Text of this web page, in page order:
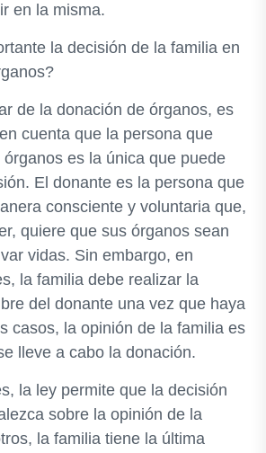
en la misma.
la decisión de la familia en
de la donación de órganos, es
cuenta que la persona que
es la única que puede
El donante es la persona que
consciente y voluntaria que,
quiere que sus órganos sean
vidas. Sin embargo, en
la familia debe realizar la
del donante una vez que haya
casos, la opinión de la familia es
lleve a cabo la donación.
la ley permite que la decisión
sobre la opinión de la
la familia tiene la última